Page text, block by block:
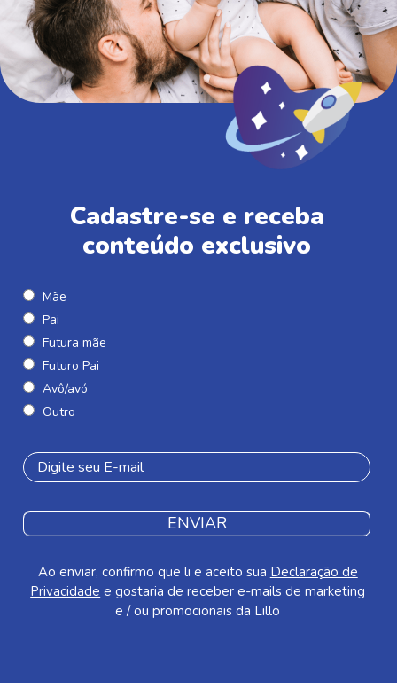
Cadastre-se e receba
conteúdo exclusivo
Mãe
Pai
Futura mãe
Futuro Pai
Avô/avó
Outro
ENVIAR
Ao enviar, confirmo que li e aceito sua Declaração de
Privacidade e gostaria de receber e-mails de marketing
e / ou promocionais da Lillo